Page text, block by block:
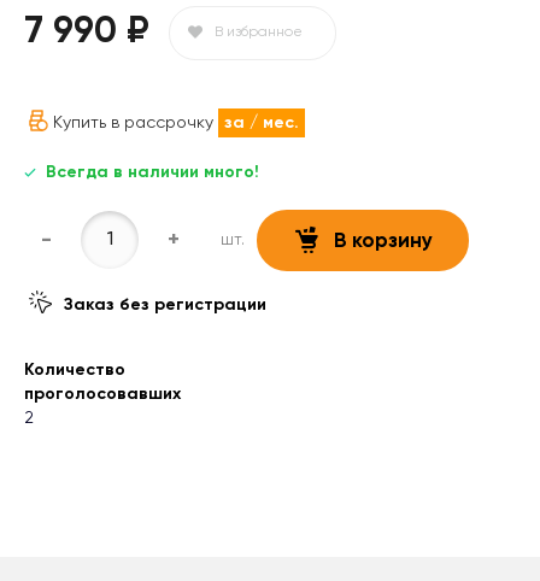
7 990 ₽ В избранное
Купить в рассрочку за / мес.
Всегда в наличии много!
- + шт. В корзину
Заказ без регистрации
Количество
проголосовавших
2